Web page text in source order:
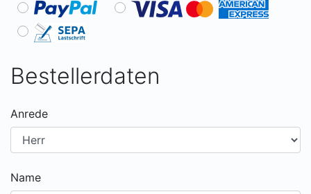
Bestellerdaten
Anrede
Name